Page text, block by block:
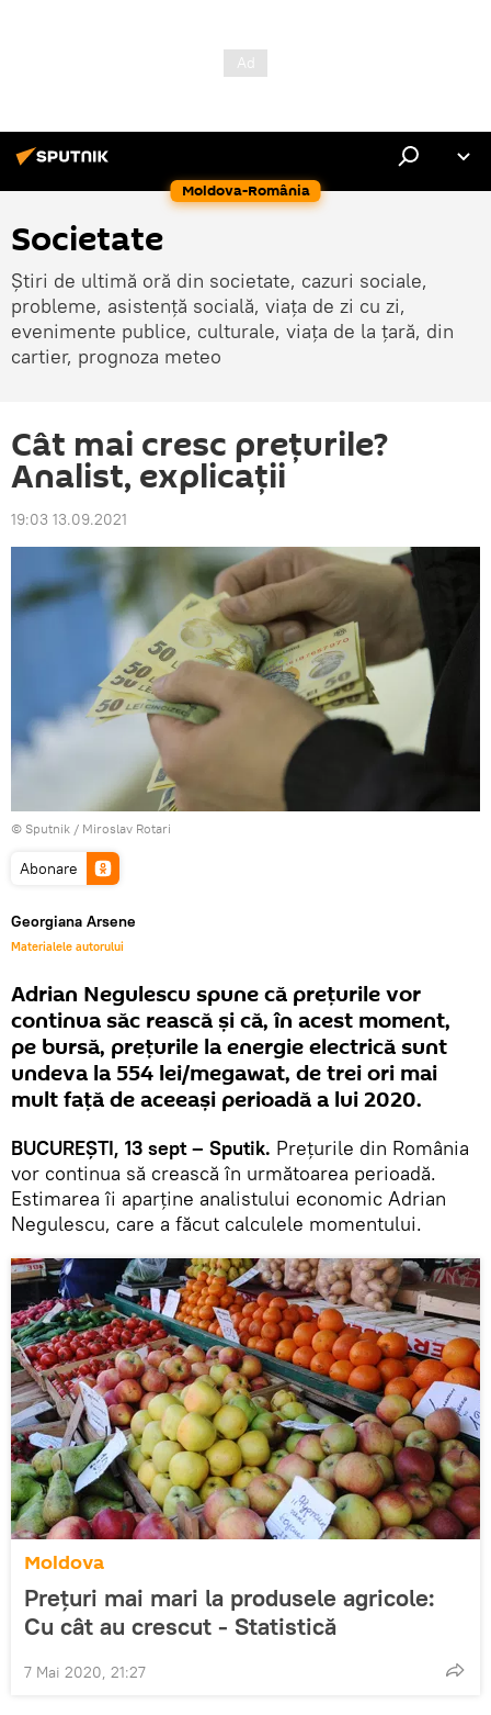
Moldova-România
Societate
Știri de ultimă oră din societate, cazuri sociale,
probleme, asistență socială, viața de zi cu zi,
evenimente publice, culturale, viața de la țară, din
cartier, prognoza meteo
Cât mai cresc prețurile?
Analist, explicații
19:03 13.09.2021
© Sputnik / Miroslav Rotari
Abonare
Georgiana Arsene
Materialele autorului
Adrian Negulescu spune că prețurile vor
continua săc rească și că, în acest moment,
pe bursă, prețurile la energie electrică sunt
undeva la 554 lei/megawat, de trei ori mai
mult față de aceeași perioadă a lui 2020.
BUCUREȘTI, 13 sept – Sputik. Prețurile din România
vor continua să crească în următoarea perioadă.
Estimarea îi aparține analistului economic Adrian
Negulescu, care a făcut calculele momentului.
Moldova
Prețuri mai mari la produsele agricole:
Cu cât au crescut - Statistică
7 Mai 2020, 21:27